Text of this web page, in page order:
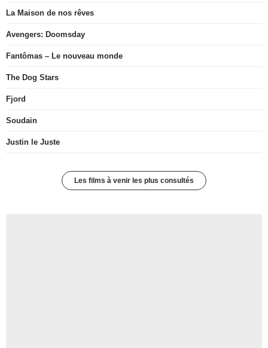
La Maison de nos rêves
Avengers: Doomsday
Fantômas – Le nouveau monde
The Dog Stars
Fjord
Soudain
Justin le Juste
Les films à venir les plus consultés